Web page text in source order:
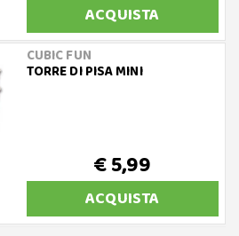
ACQUISTA
CUBIC FUN
TORRE DI PISA MINI
€ 5,99
ACQUISTA